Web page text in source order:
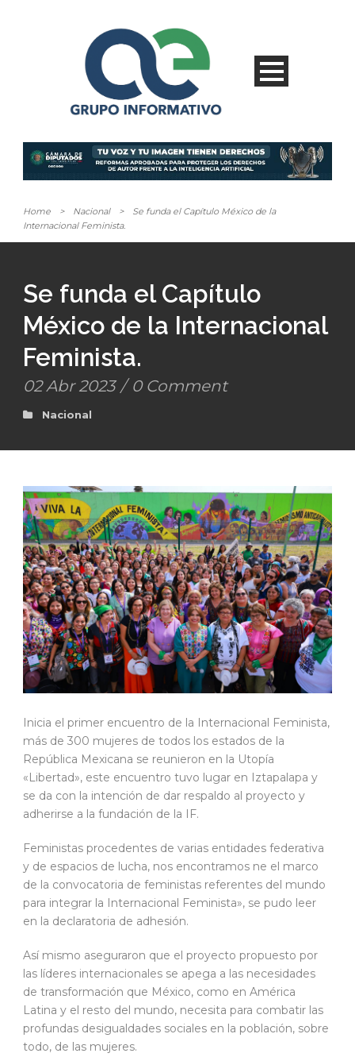
Home > Nacional >
Se funda el Capítulo México de la
Internacional Feminista.
Se funda el Capítulo
México de la Internacional
Feminista.
02 Abr 2023 / 0 Comment
Nacional
Inicia el primer encuentro de la Internacional Feminista,
más de 300 mujeres de todos los estados de la
República Mexicana se reunieron en la Utopía
«Libertad», este encuentro tuvo lugar en Iztapalapa y
se da con la intención de dar respaldo al proyecto y
adherirse a la fundación de la IF.
Feministas procedentes de varias entidades federativa
y de espacios de lucha, nos encontramos ne el marco
de la convocatoria de feministas referentes del mundo
para integrar la Internacional Feminista», se pudo leer
en la declaratoria de adhesión.
Así mismo aseguraron que el proyecto propuesto por
las líderes internacionales se apega a las necesidades
de transformación que México, como en América
Latina y el resto del mundo, necesita para combatir las
profundas desigualdades sociales en la población, sobre
todo, de las mujeres.